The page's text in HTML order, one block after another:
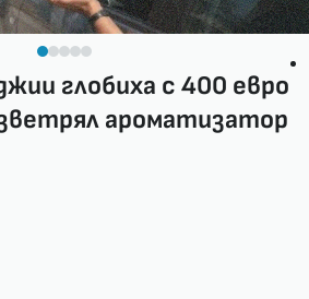
глобиха с 400 евро
ароматизатор